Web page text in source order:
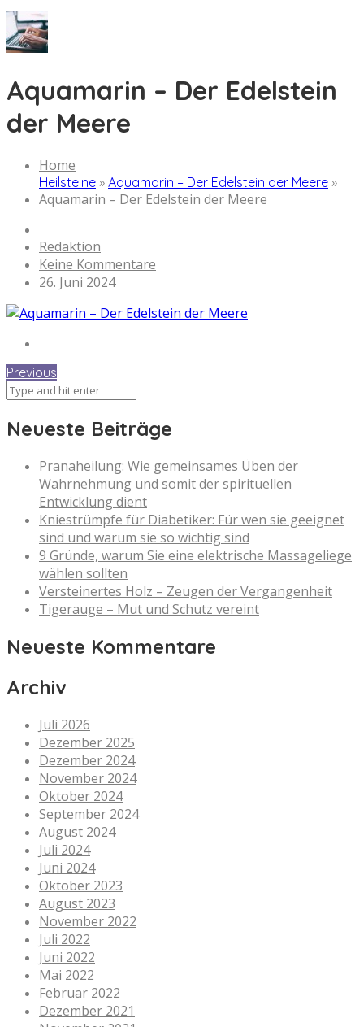
Aquamarin – Der Edelstein
der Meere
Home
Heilsteine » Aquamarin – Der Edelstein der Meere »
Aquamarin – Der Edelstein der Meere
Redaktion
Keine Kommentare
26. Juni 2024
Previous
Neueste Beiträge
Pranaheilung: Wie gemeinsames Üben der
Wahrnehmung und somit der spirituellen
Entwicklung dient
Kniestrümpfe für Diabetiker: Für wen sie geeignet
sind und warum sie so wichtig sind
9 Gründe, warum Sie eine elektrische Massageliege
wählen sollten
Versteinertes Holz – Zeugen der Vergangenheit
Tigerauge – Mut und Schutz vereint
Neueste Kommentare
Archiv
Juli 2026
Dezember 2025
Dezember 2024
November 2024
Oktober 2024
September 2024
August 2024
Juli 2024
Juni 2024
Oktober 2023
August 2023
November 2022
Juli 2022
Juni 2022
Mai 2022
Februar 2022
Dezember 2021